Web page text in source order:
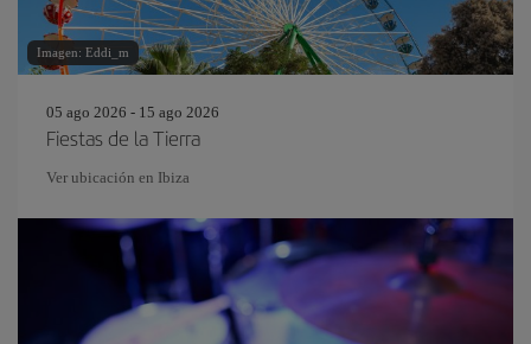
Imagen: Eddi_m
05 ago 2026 - 15 ago 2026
Fiestas de la Tierra
Ver ubicación en Ibiza